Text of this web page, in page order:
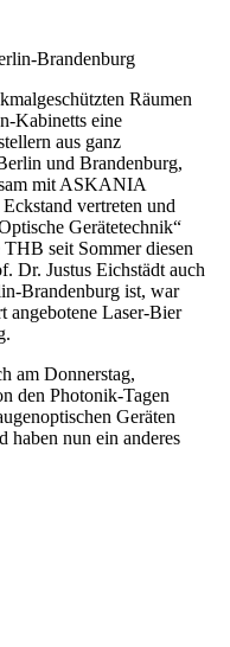
Brandenburg
Räumen
Kabinetts eine
aus ganz
und Brandenburg,
mit ASKANIA
vertreten und
Gerätetechnik“
seit Sommer diesen
Dr. Justus Eichstädt auch
Brandenburg ist, war
angebotene Laser-Bier
am Donnerstag,
den Photonik-Tagen
Geräten
haben nun ein anderes